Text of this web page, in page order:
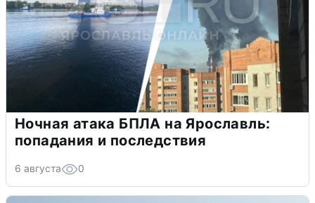
Ночная атака БПЛА на Ярославль:
попадания и последствия
6 августа 0